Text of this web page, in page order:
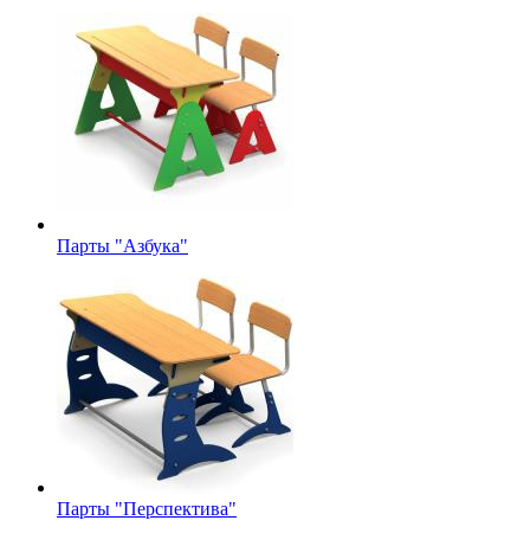
Парты "Азбука"
Парты "Перспектива"